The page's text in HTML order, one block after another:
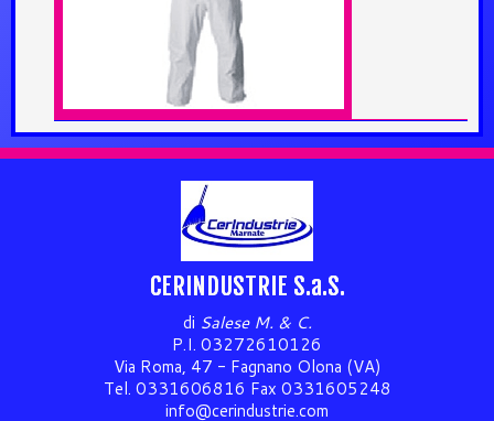
CERINDUSTRIE S.a.S.
di Salese M. & C.
P.I. 03272610126
Via Roma, 47 - Fagnano Olona (VA)
Tel. 0331606816 Fax 0331605248
info@cerindustrie.com